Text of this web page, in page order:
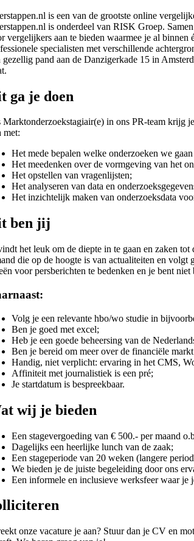
is een van de grootste online
is onderdeel van RISK Groep.
vergelijkers aan te bieden waarmee je al binnen
specialisten met verschillende
gezellig pand aan de Danzigerkade 15 in
ga je doen
in ons PR-team krijg
met:
Het mede bepalen welke onderzoeken we
Het meedenken over de vormgeving van het
Het opstellen van vragenlijsten;
Het analyseren van data en
Het inzichtelijk maken van onderzoeksdata
ben jij
het leuk om de diepte in te gaan en zaken
die op de hoogte is van actualiteiten en volgt
voor persberichten te bedenken en je bent
Volg je een relevante hbo/wo studie in
Ben je goed met excel;
Heb je een goede beheersing van de
Ben je bereid om meer over de financiële
Handig, niet verplicht: ervaring in het CMS,
Affiniteit met journalistiek is een pré;
Je startdatum is bespreekbaar.
wij je bieden
Een stagevergoeding van € 500.- per maand
Dagelijks een heerlijke lunch van de zaak;
Een stageperiode van 20 weken (langere
We bieden je de juiste begeleiding door ons
Een informele en inclusieve werksfeer waar
onze vacature je aan? Stuur dan je CV en